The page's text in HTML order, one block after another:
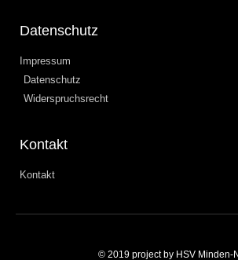
Datenschutz
Impressum
Datenschutz
Widerspruchsrecht
Kontakt
Kontakt
© 2019 project by HSV Minden-